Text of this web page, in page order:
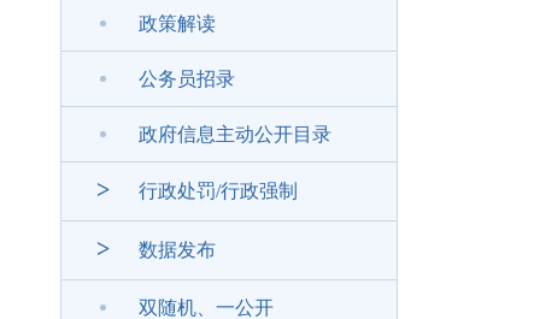
政策解读
公务员招录
政府信息主动公开目录
> 行政处罚/行政强制
> 数据发布
双随机、一公开